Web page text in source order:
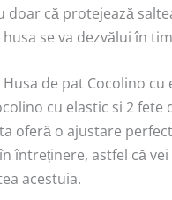
doar că protejează
se va dezvălui în
de pat Cocolino
cu elastic si 2
oferă o ajustare
întreținere, astfel că
acestuia.